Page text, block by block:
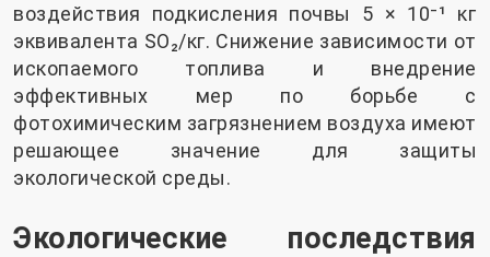
воздействия подкисления почвы 5 × 10⁻¹ кг
эквивалента SO₂/кг. Снижение зависимости от
ископаемого топлива и внедрение
эффективных мер по борьбе с
фотохимическим загрязнением воздуха имеют
решающее значение для защиты
экологической среды.
Экологические последствия